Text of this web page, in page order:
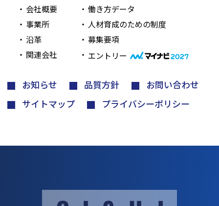
会社概要
事業所
沿革
関連会社
働き方データ
人材育成のための制度
募集要項
エントリー
お知らせ 品質方針
お問い合わせ
サイトマップ
プライバシーポリシー